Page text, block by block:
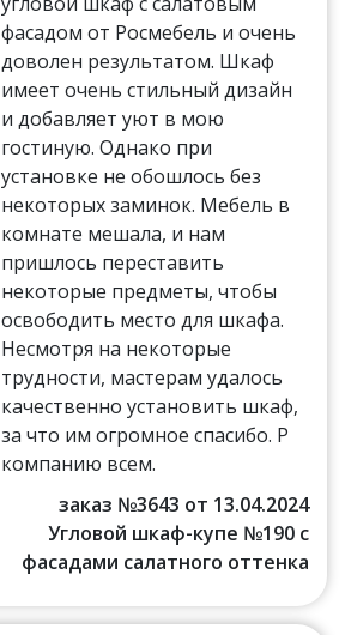
фасадом от Росмебель и очень
доволен результатом. Шкаф
имеет очень стильный дизайн
и добавляет уют в мою
гостиную. Однако при
установке не обошлось без
некоторых заминок. Мебель в
комнате мешала, и нам
пришлось переставить
некоторые предметы, чтобы
освободить место для шкафа.
Несмотря на некоторые
трудности, мастерам удалось
качественно установить шкаф,
за что им огромное спасибо. Р
компанию всем.
заказ №3643 от 13.04.2024
Угловой шкаф-купе №190 с
фасадами салатного оттенка